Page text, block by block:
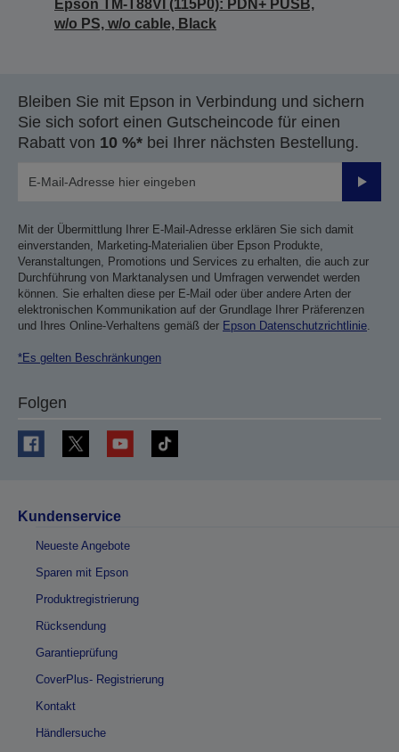
Epson TM-T88VI (115P0): PDN+ PUSB,
w/o PS, w/o cable, Black
Bleiben Sie mit Epson in Verbindung und sichern
Sie sich sofort einen Gutscheincode für einen
Rabatt von 10 %* bei Ihrer nächsten Bestellung.
Mit der Übermittlung Ihrer E-Mail-Adresse erklären Sie sich damit
einverstanden, Marketing-Materialien über Epson Produkte,
Veranstaltungen, Promotions und Services zu erhalten, die auch zur
Durchführung von Marktanalysen und Umfragen verwendet werden
können. Sie erhalten diese per E-Mail oder über andere Arten der
elektronischen Kommunikation auf der Grundlage Ihrer Präferenzen
und Ihres Online-Verhaltens gemäß der Epson Datenschutzrichtlinie.
*Es gelten Beschränkungen
Folgen
Kundenservice
Neueste Angebote
Sparen mit Epson
Produktregistrierung
Rücksendung
Garantieprüfung
CoverPlus- Registrierung
Kontakt
Händlersuche